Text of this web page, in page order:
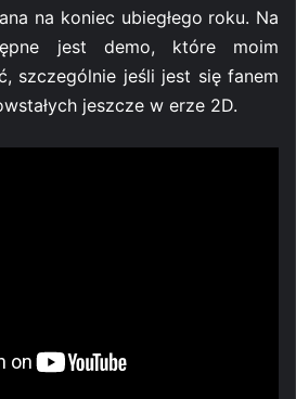
na koniec ubiegłego roku. Na
jest demo, które moim
szczególnie jeśli jest się fanem
jeszcze w erze 2D.